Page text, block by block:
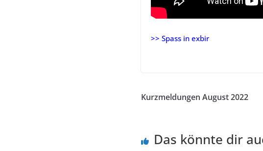
>> Spass in exbir
Kurzmeldungen August 2022
Das könnte dir